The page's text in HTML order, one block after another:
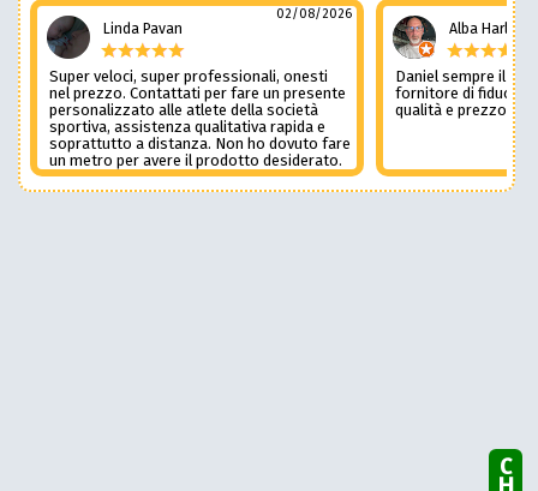
Linda Pavan
02/08/2026
Super veloci, super professionali, onesti
nel prezzo. Contattati per fare un presente
personalizzato alle atlete della società
sportiva, assistenza qualitativa rapida e
soprattutto a distanza. Non ho dovuto fare
un metro per avere il prodotto desiderato.
Una assistenza del genere è rara e
preziosa. Credo li contatterò ancora in
Alba Harley
Daniel sempre il
fornitore di fiducia
qualità e prezzo